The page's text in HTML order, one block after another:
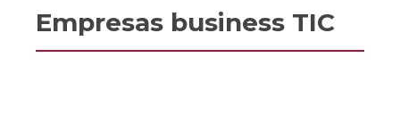
Empresas business TIC